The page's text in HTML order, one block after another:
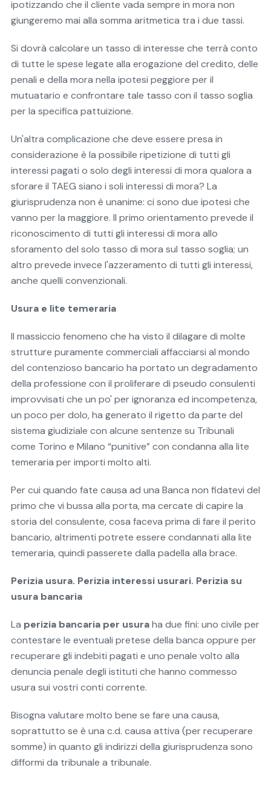
ipotizzando che il cliente vada sempre in mora non
giungeremo mai alla somma aritmetica tra i due tassi.
Si dovrà calcolare un tasso di interesse che terrà conto
di tutte le spese legate alla erogazione del credito, delle
penali e della mora nella ipotesi peggiore per il
mutuatario e confrontare tale tasso con il tasso soglia
per la specifica pattuizione.
Un'altra complicazione che deve essere presa in
considerazione è la possibile ripetizione di tutti gli
interessi pagati o solo degli interessi di mora qualora a
sforare il TAEG siano i soli interessi di mora? La
giurisprudenza non è unanime: ci sono due ipotesi che
vanno per la maggiore. Il primo orientamento prevede il
riconoscimento di tutti gli interessi di mora allo
sforamento del solo tasso di mora sul tasso soglia; un
altro prevede invece l'azzeramento di tutti gli interessi,
anche quelli convenzionali.
Usura e lite temeraria
Il massiccio fenomeno che ha visto il dilagare di molte
strutture puramente commerciali affacciarsi al mondo
del contenzioso bancario ha portato un degradamento
della professione con il proliferare di pseudo consulenti
improvvisati che un po' per ignoranza ed incompetenza,
un poco per dolo, ha generato il rigetto da parte del
sistema giudiziale con alcune sentenze su Tribunali
come Torino e Milano “punitive” con condanna alla lite
temeraria per importi molto alti.
Per cui quando fate causa ad una Banca non fidatevi del
primo che vi bussa alla porta, ma cercate di capire la
storia del consulente, cosa faceva prima di fare il perito
bancario, altrimenti potrete essere condannati alla lite
temeraria, quindi passerete dalla padella alla brace.
Perizia usura. Perizia interessi usurari. Perizia su
usura bancaria
La perizia bancaria per usuraha due fini: uno civile per
contestare le eventuali pretese della banca oppure per
recuperare gli indebiti pagati e uno penale volto alla
denuncia penale degli istituti che hanno commesso
usura sui vostri conti corrente.
Bisogna valutare molto bene se fare una causa,
soprattutto se è una c.d. causa attiva (per recuperare
somme) in quanto gli indirizzi della giurisprudenza sono
difformi da tribunale a tribunale.